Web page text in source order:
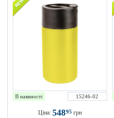
В наявності 15246-02
Ціна: 54895 грн